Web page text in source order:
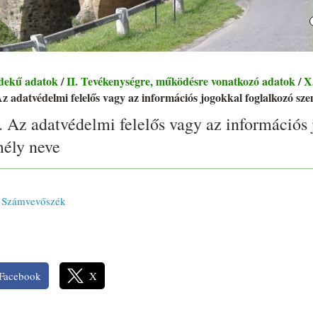
adatok /II. Tevékenységre, működésre vonatkozó adatok /
adatvédelmi felelős vagy az információs jogokkal foglalkozó
Az adatvédelmi felelős vagy az
neve
X